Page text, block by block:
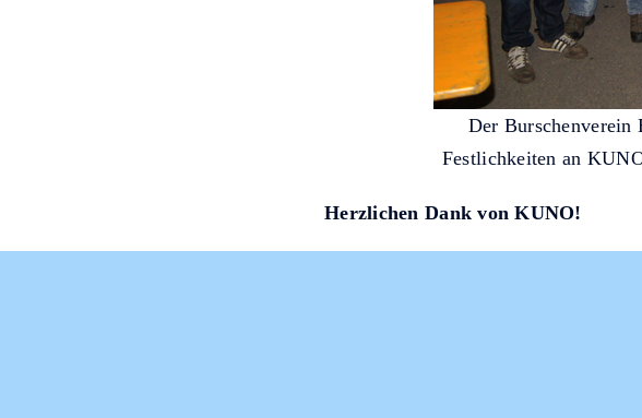
Der Burschenverein
Festlichkeiten an
Herzlichen Dank von KUNO!